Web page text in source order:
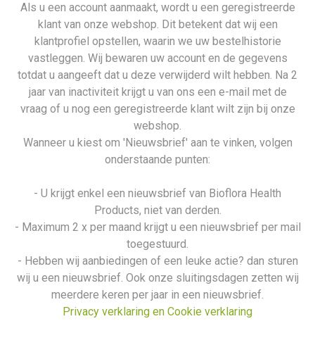
Als u een account aanmaakt, wordt u een geregistreerde
klant van onze webshop. Dit betekent dat wij een
klantprofiel opstellen, waarin we uw bestelhistorie
vastleggen. Wij bewaren uw account en de gegevens
totdat u aangeeft dat u deze verwijderd wilt hebben. Na 2
jaar van inactiviteit krijgt u van ons een e-mail met de
vraag of u nog een geregistreerde klant wilt zijn bij onze
webshop.
Wanneer u kiest om 'Nieuwsbrief' aan te vinken, volgen
onderstaande punten:
- U krijgt enkel een nieuwsbrief van Bioflora Health
Products, niet van derden.
- Maximum 2 x per maand krijgt u een nieuwsbrief per mail
toegestuurd.
- Hebben wij aanbiedingen of een leuke actie? dan sturen
wij u een nieuwsbrief. Ook onze sluitingsdagen zetten wij
meerdere keren per jaar in een nieuwsbrief.
Privacy verklaring en Cookie verklaring